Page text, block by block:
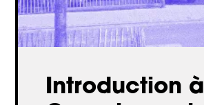
Introduction à